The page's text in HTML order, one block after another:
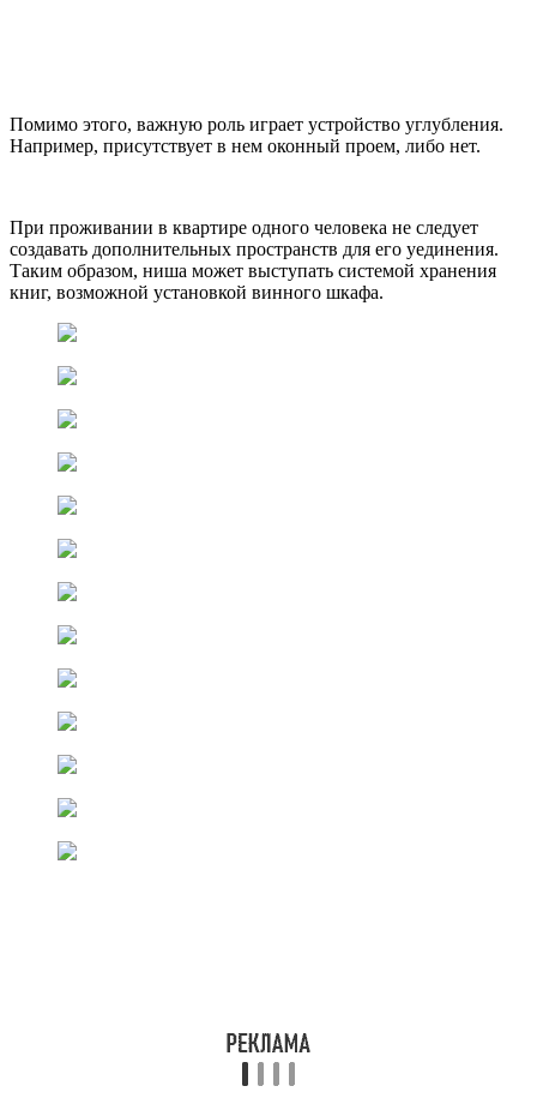
Помимо этого, важную роль играет устройство углубления.
Например, присутствует в нем оконный проем, либо нет.
При проживании в квартире одного человека не следует
создавать дополнительных пространств для его уединения.
Таким образом, ниша может выступать системой хранения
книг, возможной установкой винного шкафа.